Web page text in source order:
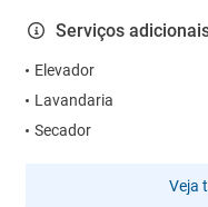
Serviços
Elevador
Lavandaria
Secador
Veja